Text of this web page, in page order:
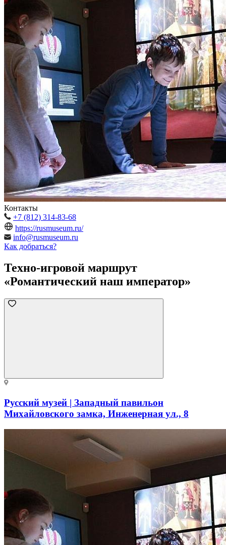
Контакты
+7 (812) 314-83-68
https://rusmuseum.ru/
info@rusmuseum.ru
Как добраться?
Техно-игровой маршрут
«Романтический наш император»
Русский музей | Западный павильон
Михайловского замка, Инженерная ул., 8